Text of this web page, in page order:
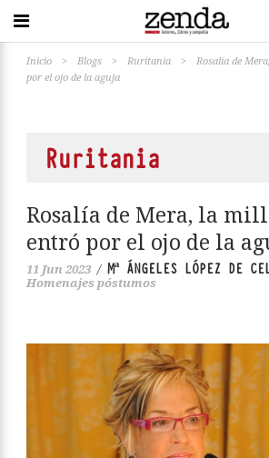
Inicio > Blogs > Ruritania >
Rosalía de
por el ojo de la aguja
Ruritania
Rosalía de Mera, la
entró por el ojo de la
11 Jun 2023 / Mª ÁNGELES LÓPEZ DE
Homenajes póstumos